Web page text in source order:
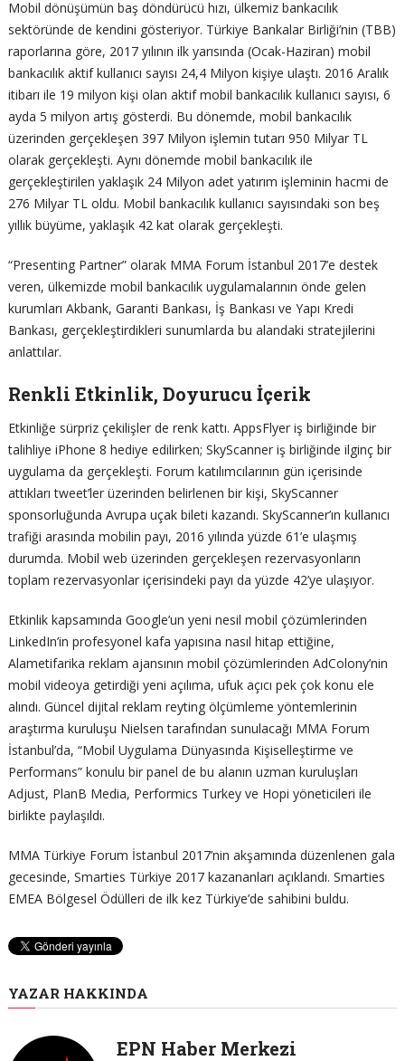
Mobil dönüşümün baş döndürücü hızı, ülkemiz bankacılık
sektöründe de kendini gösteriyor. Türkiye Bankalar Birliği’nin (TBB)
raporlarına göre, 2017 yılının ilk yarısında (Ocak-Haziran) mobil
bankacılık aktif kullanıcı sayısı 24,4 Milyon kişiye ulaştı. 2016 Aralık
itibarı ile 19 milyon kişi olan aktif mobil bankacılık kullanıcı sayısı, 6
ayda 5 milyon artış gösterdi. Bu dönemde, mobil bankacılık
üzerinden gerçekleşen 397 Milyon işlemin tutarı 950 Milyar TL
olarak gerçekleşti. Aynı dönemde mobil bankacılık ile
gerçekleştirilen yaklaşık 24 Milyon adet yatırım işleminin hacmi de
276 Milyar TL oldu. Mobil bankacılık kullanıcı sayısındaki son beş
yıllık büyüme, yaklaşık 42 kat olarak gerçekleşti.
“Presenting Partner” olarak MMA Forum İstanbul 2017’e destek
veren, ülkemizde mobil bankacılık uygulamalarının önde gelen
kurumları Akbank, Garanti Bankası, İş Bankası ve Yapı Kredi
Bankası, gerçekleştirdikleri sunumlarda bu alandaki stratejilerini
anlattılar.
Renkli Etkinlik, Doyurucu İçerik
Etkinliğe sürpriz çekilişler de renk kattı. AppsFlyer iş birliğinde bir
talihliye iPhone 8 hediye edilirken; SkyScanner iş birliğinde ilginç bir
uygulama da gerçekleşti. Forum katılımcılarının gün içerisinde
attıkları tweet’ler üzerinden belirlenen bir kişi, SkyScanner
sponsorluğunda Avrupa uçak bileti kazandı. SkyScanner’ın kullanıcı
trafiği arasında mobilin payı, 2016 yılında yüzde 61’e ulaşmış
durumda. Mobil web üzerinden gerçekleşen rezervasyonların
toplam rezervasyonlar içerisindeki payı da yüzde 42’ye ulaşıyor.
Etkinlik kapsamında Google’un yeni nesil mobil çözümlerinden
LinkedIn’in profesyonel kafa yapısına nasıl hitap ettiğine,
Alametifarika reklam ajansının mobil çözümlerinden AdColony’nin
mobil videoya getirdiği yeni açılıma, ufuk açıcı pek çok konu ele
alındı. Güncel dijital reklam reyting ölçümleme yöntemlerinin
araştırma kuruluşu Nielsen tarafından sunulacağı MMA Forum
İstanbul’da, “Mobil Uygulama Dünyasında Kişiselleştirme ve
Performans” konulu bir panel de bu alanın uzman kuruluşları
Adjust, PlanB Media, Performics Turkey ve Hopi yöneticileri ile
birlikte paylaşıldı.
MMA Türkiye Forum İstanbul 2017’nin akşamında düzenlenen gala
gecesinde, Smarties Türkiye 2017 kazananları açıklandı. Smarties
EMEA Bölgesel Ödülleri de ilk kez Türkiye’de sahibini buldu.
YAZAR HAKKINDA
EPN Haber Merkezi